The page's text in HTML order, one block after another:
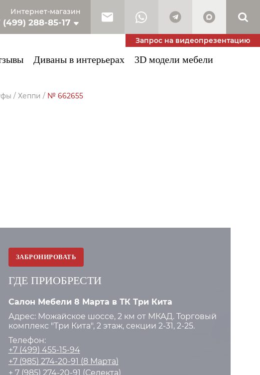
Интернет-магазин
(499) 288-85-17
(985) 410-53-34
Запрос на видеопрезентацию
Диваны в интерьерах 3D модели мебели
/ Хеппи / № 662655
ЗАБРОНИРОВАТЬ
ГДЕ ПРИОБРЕСТИ
Салон Мебели 8 Марта в ТК Три Кита
Адрес: Можайское шоссе, 2 км от МКАД. Торговый
комплекс "Три Кита", 2 этаж, секции 2-31, 2-25.
Телефон:
+7 (499) 455-15-94
+7 (985) 274-20-91 (8 Марта)
+ 7 (985) 274-20-91 (Селекта)